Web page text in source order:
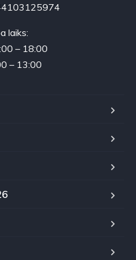
laiks:
– 18:00
– 13:00